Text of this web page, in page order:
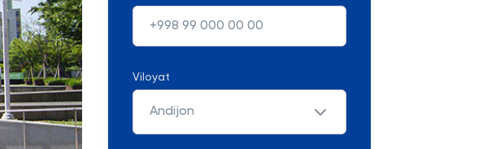
Viloyat
Andijon